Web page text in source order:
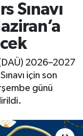
Sınavı
2026–2027
için son
günü